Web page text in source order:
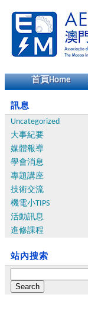
首頁Home
訊息
Uncategorized
大事紀要
媒體報導
學會消息
專題講座
技術交流
機電小TIPS
活動訊息
進修課程
站內搜索
for: